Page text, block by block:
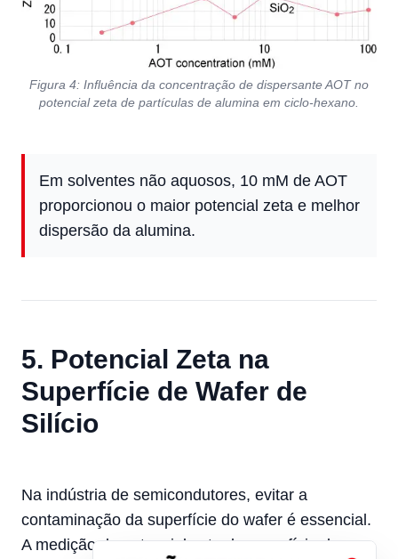
Figura 4: Influência da concentração de dispersante AOT no
potencial zeta de partículas de alumina em ciclo-hexano.
Em solventes não aquosos, 10 mM de AOT
proporcionou o maior potencial zeta e melhor
dispersão da alumina.
5. Potencial Zeta na
Superfície de Wafer de
Silício
Na indústria de semicondutores, evitar a
contaminação da superfície do wafer é essencial.
A medição do potencial zeta da superfície do